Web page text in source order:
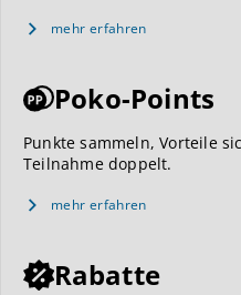
mehr erfahren
Poko-Points
Punkte sammeln, Vorteile
Teilnahme doppelt.
mehr erfahren
Rabatte